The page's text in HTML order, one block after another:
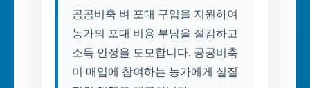
공공비축 벼 포대 구입을 지원하여
농가의 포대 비용 부담을 절감하고
소득 안정을 도모합니다. 공공비축
미 매입에 참여하는 농가에게 실질